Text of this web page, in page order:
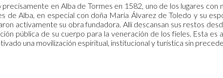
precisamente en Alba de Tormes en 1582, uno de los lugares
de Alba, en especial con doña María Álvarez de Toledo y su
activamente su obra fundadora. Allí descansan sus restos
pública de su cuerpo para la veneración de los fieles. Esta
una movilización espiritual, institucional y turística sin